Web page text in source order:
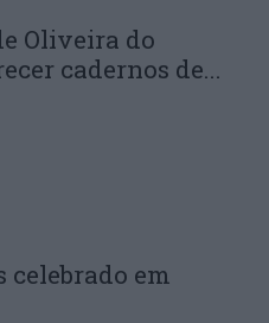
Oliveira do
cadernos de...
celebrado em